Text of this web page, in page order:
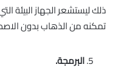
ذلك ليستشعر الجهاز البيئة
تمكنه من الذهاب بدون
البرمجة.